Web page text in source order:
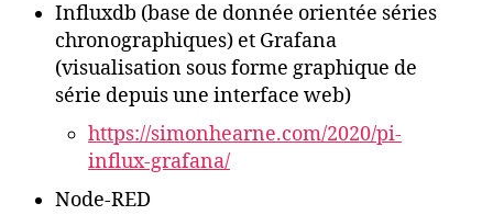
Influxdb (base de donnée orientée séries
chronographiques) et Grafana
(visualisation sous forme graphique de
série depuis une interface web)
https://simonhearne.com/2020/pi-
influx-grafana/
Node-RED